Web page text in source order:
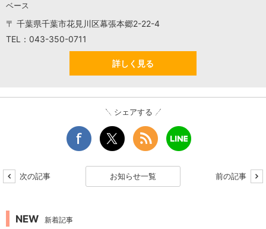
ベース
〒 千葉県千葉市花見川区幕張本郷2-22-4
TEL：043-350-0711
詳しく見る
シェアする
次の記事 お知らせ一覧 前の記事
NEW 新着記事